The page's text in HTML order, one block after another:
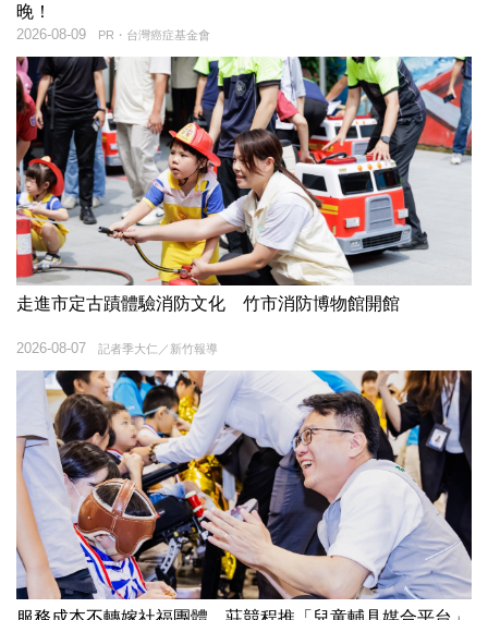
晚！
PR・台灣癌症基金會
2026-08-09
走進市定古蹟體驗消防文化 竹市消防博物館開館
記者季大仁／新竹報導
2026-08-07